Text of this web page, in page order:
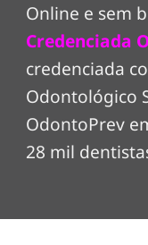
Online e sem
Credenciada
credenciada
Odontológico
OdontoPrev
28 mil